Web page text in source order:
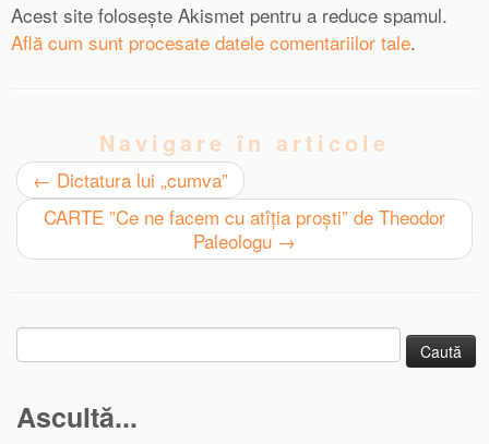
Acest site folosește Akismet pentru a reduce spamul.
Află cum sunt procesate datele comentariilor tale.
Navigare în articole
← Dictatura lui „cumva”
CARTE ”Ce ne facem cu atîția proști” de Theodor
Paleologu →
după:
Ascultă...